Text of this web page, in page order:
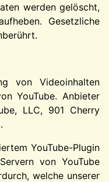
werden gelöscht,
Gesetzliche
von Videoinhalten
YouTube. Anbieter
LLC, 901 Cherry
YouTube-Plugin
von YouTube
welche unserer